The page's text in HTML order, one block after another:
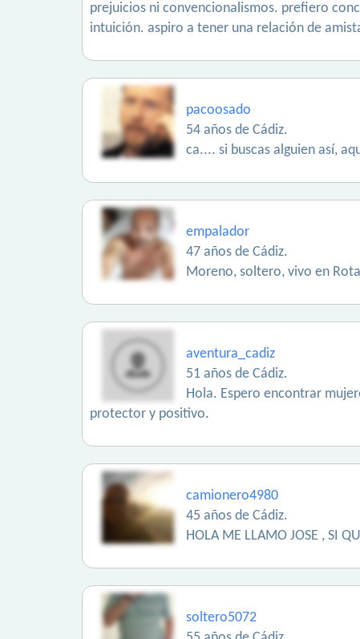
prejuicios ni convencionalismos. prefiero
intuición. aspiro a tener una relación de
pacoosado
54 años de Cádiz.
ca.... si buscas alguien así,
empalador
47 años de Cádiz.
Moreno, soltero, vivo en Rota
aventura_cadiz
51 años de Cádiz.
Hola. Espero encontrar
protector y positivo.
camionero4980
45 años de Cádiz.
HOLA ME LLAMO JOSE , SI
soltero5072